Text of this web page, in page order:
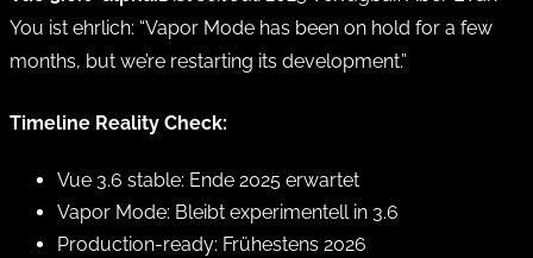
You ist ehrlich: “Vapor Mode has been on hold for a few
months, but we’re restarting its development.”
Timeline Reality Check:
Vue 3.6 stable: Ende 2025 erwartet
Vapor Mode: Bleibt experimentell in 3.6
Production-ready: Frühestens 2026